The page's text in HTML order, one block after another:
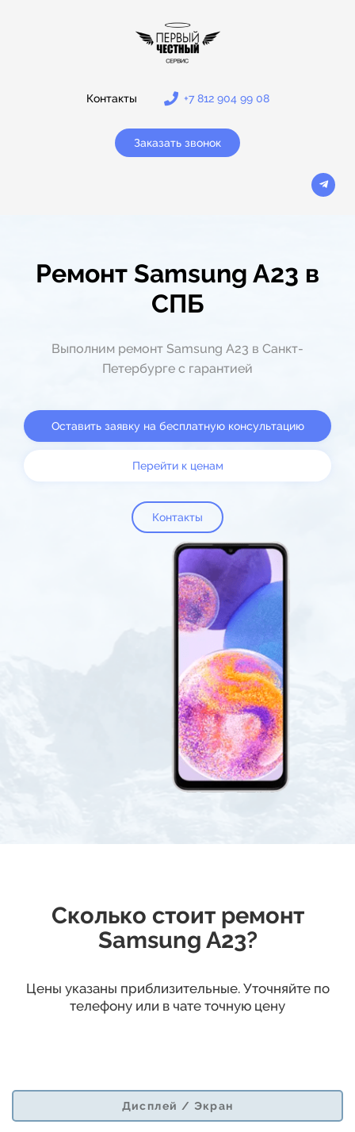
Контакты +7 812 904 99 08
Заказать звонок
Ремонт Samsung A23 в
СПБ
Выполним ремонт Samsung A23 в Санкт-
Петербурге с гарантией
Оставить заявку на бесплатную консультацию
Перейти к ценам
Контакты
Сколько стоит ремонт
Samsung A23?
Цены указаны приблизительные. Уточняйте по
телефону или в чате точную цену
Дисплей / Экран